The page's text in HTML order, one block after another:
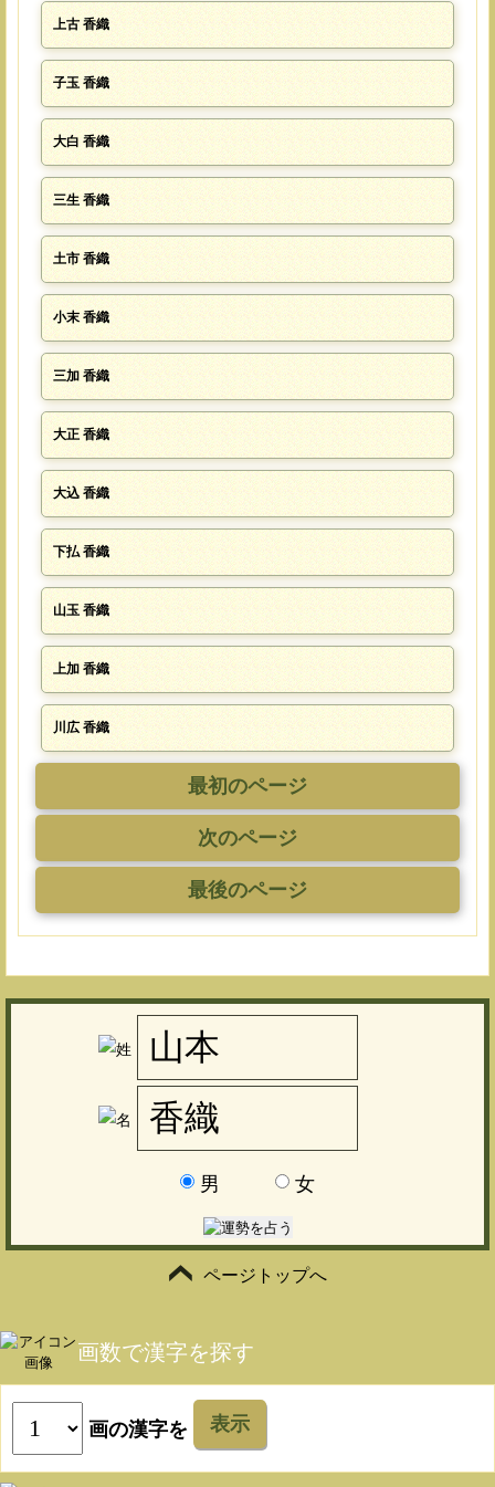
上古 香織
子玉 香織
大白 香織
三生 香織
土市 香織
小末 香織
三加 香織
大正 香織
大込 香織
下払 香織
山玉 香織
上加 香織
川広 香織
最初のページ
次のページ
最後のページ
男 女
ページトップへ
画数で漢字を探す
画の漢字を 表示